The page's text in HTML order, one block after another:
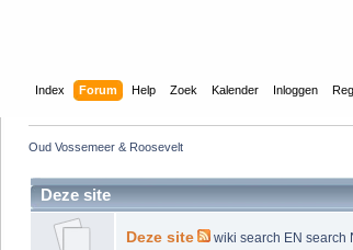
Index Forum Help Zoek Kalender Inloggen
Oud Vossemeer & Roosevelt
Deze site
Deze site wiki search EN search